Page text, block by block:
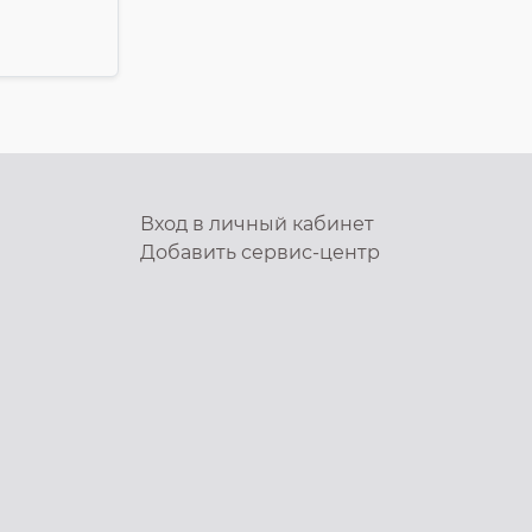
Вход в личный кабинет
Добавитьсервис-центр